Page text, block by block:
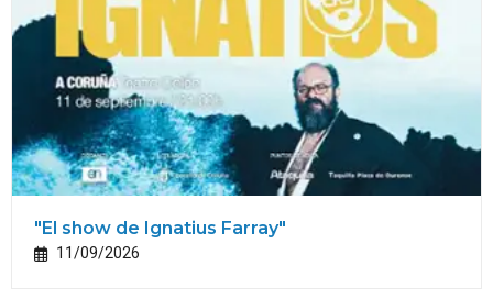
"El show de Ignatius Farray"
11/09/2026